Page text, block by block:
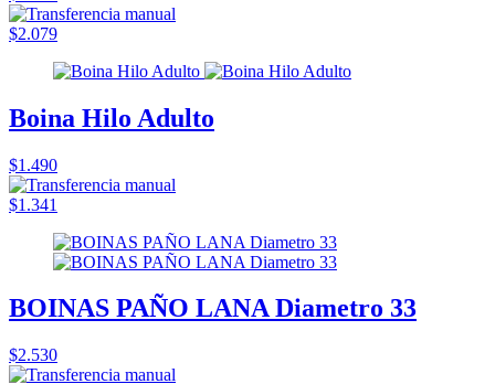
$2.079
Boina Hilo Adulto
$1.490
$1.341
BOINAS PAÑO LANA Diametro 33
$2.530